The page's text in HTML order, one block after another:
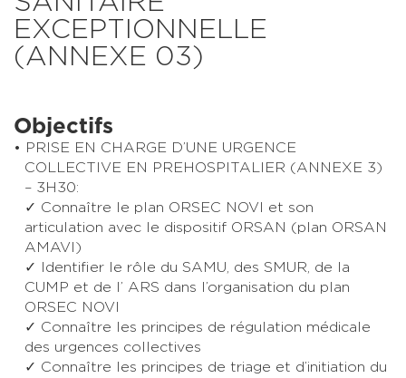
EXCEPTIONNELLE
(ANNEXE 03)
Objectifs
PRISE EN CHARGE D’UNE URGENCE
COLLECTIVE EN PREHOSPITALIER (ANNEXE 3)
– 3H30:
✓ Connaître le plan ORSEC NOVI et son
articulation avec le dispositif ORSAN (plan ORSAN
AMAVI)
✓ Identifier le rôle du SAMU, des SMUR, de la
CUMP et de l’ ARS dans l’organisation du plan
ORSEC NOVI
✓ Connaître les principes de régulation médicale
des urgences collectives
✓ Connaître les principes de triage et d’initiation du